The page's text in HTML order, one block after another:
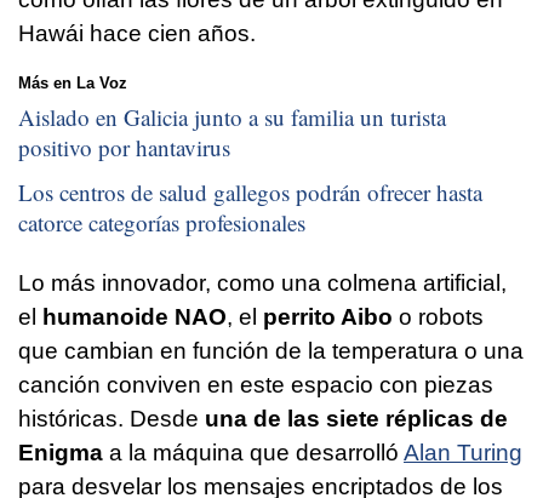
Hawái hace cien años.
Más en La Voz
Aislado en Galicia junto a su familia un turista
positivo por hantavirus
Los centros de salud gallegos podrán ofrecer hasta
catorce categorías profesionales
Lo más innovador, como una colmena artificial,
el
humanoide NAO, el perrito Aibo o robots
que cambian en función de la temperatura o una
canción conviven en este espacio con piezas
históricas. Desde una de las siete réplicas de
Enigma a la máquina que desarrolló Alan Turing
para desvelar los mensajes encriptados de los